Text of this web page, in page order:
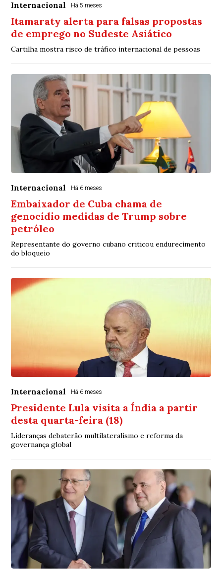
Internacional Há 5 meses
Itamaraty alerta para falsas propostas
de emprego no Sudeste Asiático
Cartilha mostra risco de tráfico internacional de pessoas
Internacional Há 6 meses
Embaixador de Cuba chama de
genocídio medidas de Trump sobre
petróleo
Representante do governo cubano criticou endurecimento
do bloqueio
Internacional Há 6 meses
Presidente Lula visita a Índia a partir
desta quarta-feira (18)
Lideranças debaterão multilateralismo e reforma da
governança global